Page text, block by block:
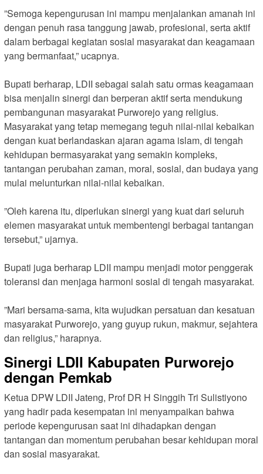
‎”Semoga kepengurusan ini mampu menjalankan amanah ini
dengan penuh rasa tanggung jawab, profesional, serta aktif
dalam berbagai kegiatan sosial masyarakat dan keagamaan
yang bermanfaat,” ucapnya.
‎Bupati berharap, LDII sebagai salah satu ormas keagamaan
bisa menjalin sinergi dan berperan aktif serta mendukung
pembangunan masyarakat Purworejo yang religius.
Masyarakat yang tetap memegang teguh nilai-nilai kebaikan
dengan kuat berlandaskan ajaran agama islam, di tengah
kehidupan bermasyarakat yang semakin kompleks,
tantangan perubahan zaman, moral, sosial, dan budaya yang
mulai melunturkan nilai-nilai kebaikan.
‎”Oleh karena itu, diperlukan sinergi yang kuat dari seluruh
elemen masyarakat untuk membentengi berbagai tantangan
tersebut,” ujarnya.
‎Bupati juga berharap LDII mampu menjadi motor penggerak
toleransi dan menjaga harmoni sosial di tengah masyarakat.
‎”Mari bersama-sama, kita wujudkan persatuan dan kesatuan
masyarakat Purworejo, yang guyup rukun, makmur, sejahtera
dan religius,” harapnya.
Sinergi LDII Kabupaten Purworejo
dengan Pemkab
‎Ketua DPW LDII Jateng, Prof DR H Singgih Tri Sulistiyono
yang hadir pada kesempatan ini menyampaikan bahwa
periode kepengurusan saat ini dihadapkan dengan
tantangan dan momentum perubahan besar kehidupan moral
dan sosial masyarakat.